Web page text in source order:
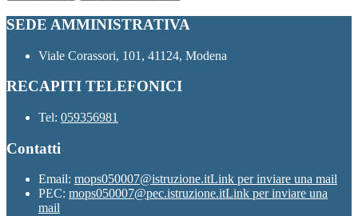
SEDE AMMINISTRATIVA
Viale Corassori, 101, 41124, Modena
RECAPITI TELEFONICI
Tel: 059356981
Contatti
Email: mops050007@istruzione.itLink per inviare una mail
PEC: mops050007@pec.istruzione.itLink per inviare una
mail